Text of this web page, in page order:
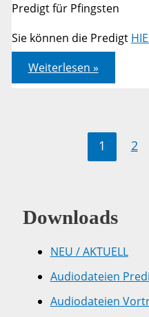
Predigt für Pfingsten
Sie können die Predigt
Römer
08,1-
11
Weiterlesen »
1 2
Downloads
NEU / AKTUELL
Audiodateien
Audiodateien